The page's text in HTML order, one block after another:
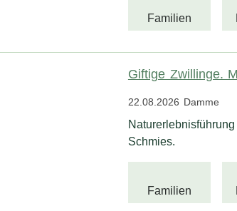
Familien
Giftige Zwillinge.
22.08.2026 Damme
Schmies.
Familien